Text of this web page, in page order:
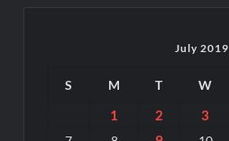
July 2019
S M T W
1 2 3